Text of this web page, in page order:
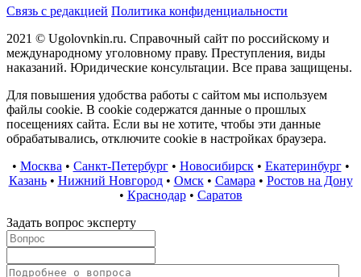
Связь с редакцией Политика конфиденциальности
2021 © Ugolovnkin.ru. Справочный сайт по российскому и
международному уголовному праву. Преступления, виды
наказаний. Юридические консультации. Все права защищены.
Для повышения удобства работы с сайтом мы используем
файлы cookie. В cookie содержатся данные о прошлых
посещениях сайта. Если вы не хотите, чтобы эти данные
обрабатывались, отключите cookie в настройках браузера.
• Москва • Санкт-Петербург• Новосибирск• Екатеринбург•
Казань• Нижний Новгород• Омск• Самара • Ростов на Дону
• Краснодар• Саратов
Задать вопрос эксперту